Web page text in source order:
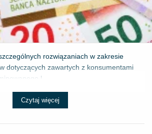
rozwiązaniach w zakresie
dotyczących zawartych z konsumentami
l...
Czytaj więcej